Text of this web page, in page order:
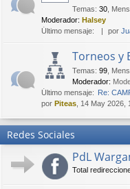
Temas: 30
Moderador: Halsey
Último mensaje:
por
Torneos y
Temas: 99
Moderador:
Último mensaje: Re:
por Piteas , 14 May 2026,
Redes Sociales
PdL
Total